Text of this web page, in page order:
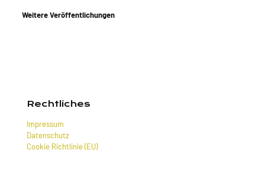
Weitere Veröffentlichungen
Rechtliches
Impressum
Datenschutz
Cookie Richtlinie (EU)